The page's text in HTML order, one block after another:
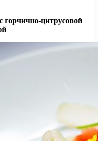
горчично-цитрусовой